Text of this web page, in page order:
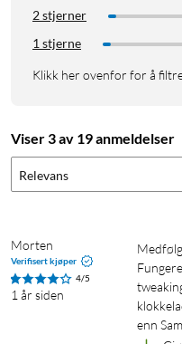
2 stjerner
1 stjerne
Klikk her ovenfor for å
Viser 3 av 19 anmeldelser
Relevans
Morten
Verifisert kjøper
4/5
1 år siden
Medfølgende ledning kunne vært lengre.
enn